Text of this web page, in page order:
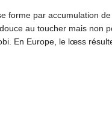
forme par accumulation
au toucher mais non
En Europe, le lœss